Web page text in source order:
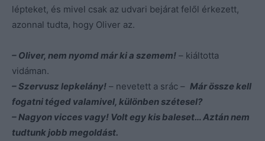
lépteket, és mivel csak az udvari bejárat felől érkezett,
azonnal tudta, hogy Oliver az.
– Oliver, nem nyomd már ki a szemem! – kiáltotta
vidáman.
– Szervusz lepkelány! – nevetett a srác – Már össze kell
fogatni téged valamivel, különben szétesel?
– Nagyon vicces vagy! Volt egy kis baleset… Aztán nem
tudtunk jobb megoldást.